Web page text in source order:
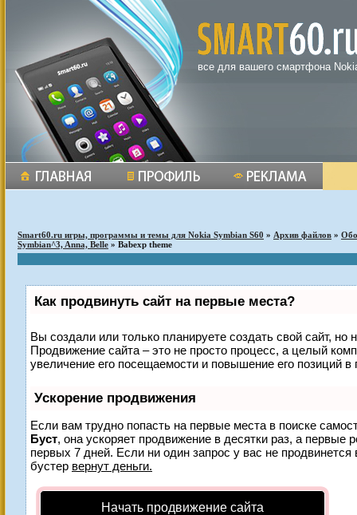
все для вашего смартфона
Smart60.ru игры, программы и темы для Nokia Symbian S60 » Архив файлов »
Symbian^3, Anna, Belle » Babexp theme
Как продвинуть сайт на первые места?
Вы создали или только планируете создать свой сайт, но
Продвижение сайта – это не просто процесс, а целый
увеличение его посещаемости и повышение его позиций в
Ускорение продвижения
Если вам трудно попасть на первые места в поиске
Буст, она ускоряет продвижение в десятки раз, а первые
первых 7 дней. Если ни один запрос у вас не
бустер вернут деньги.
Начать продвижение сайта